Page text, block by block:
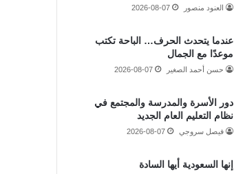
العنود منصور 2026-08-07
عندما يتحدث الحرف… الباحة تكتب
موعدًا مع الجمال
حسن أحمد الصغير 2026-08-07
دور الأسرة والمدرسة والمجتمع في
نظام التعليم العام الجديد
فيصل سروجي 2026-08-07
إنها السعودية أيها السادة